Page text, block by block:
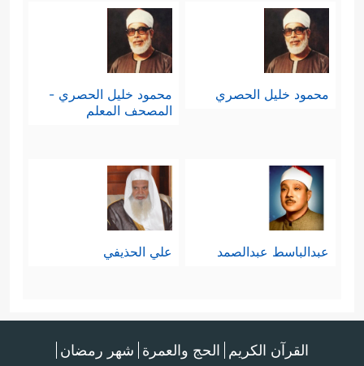
محمود خليل الحصري
محمود خليل الحصري -
المصحف المعلم
عبدالباسط عبدالصمد علي الحذيفي
القرآن الكريم الحج والعمرة شهر رمضان